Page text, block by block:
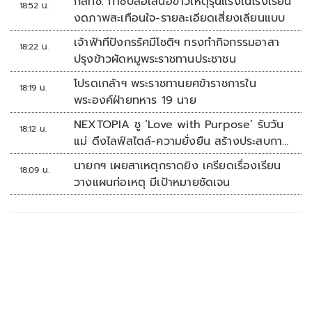
18:52 น.
งดภาพสะเทือนใจ-รายละเอียดเสี่ยงเลียนแบบ
18:22 น.
เจ้าฟ้าทีปังกรรัศมีโชติฯ ทรงทำกิจกรรมอาสา
ปรุงข้าวผัดหมูพระราชทานประชาชน
18:19 น.
โปรดเกล้าฯ พระราชทานยศข้าราชการใน
พระองค์ฝ่ายทหาร 19 นาย
18:12 น.
NEXTOPIA ชู ‘Love with Purpose’ รับวัน
แม่ ดึงไลฟ์สไตล์-ความยั่งยืน สร้างประสบกา
รณ์ช้อปปิงมีความหมาย
18:09 น.
นายกฯ เผยสาเหตุกราดยิง เครียดเรื่องเรียน
วางแผนก่อเหตุ มีเป้าหมายชัดเจน